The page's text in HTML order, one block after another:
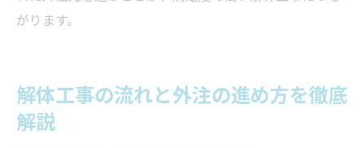
がります。
解体工事の流れと外注の進め方を徹底
解説